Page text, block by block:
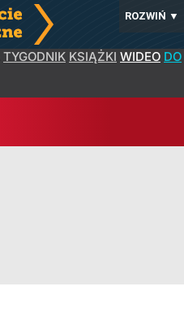
ROZWIŃ ▼
TYGODNIK KSIĄŻKI WIDEO DO